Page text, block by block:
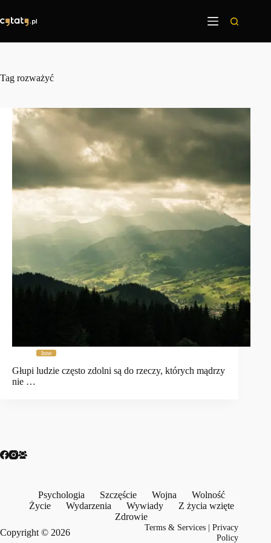
treści
Tag rozważyć
Inne
Głupi ludzie często zdolni są do rzeczy, których mądrzy
nie …
Psychologia Szczęście Wojna
Wolność
Życie
Wydarzenia Wywiady
Z życia wzięte
Zdrowie
Copyright © 2026
Terms & Services |Privacy
Policy